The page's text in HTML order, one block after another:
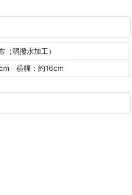
（弱撥水加工）
横幅：約16cm